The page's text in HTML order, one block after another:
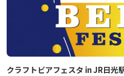
《打上時間》20：45～約8分予定
※月あかり花回廊イベント期間中の花火
て予定しております。
※天候の急激な変化がある場合（雨天・強
クラフトビアフェスタ in JR日光